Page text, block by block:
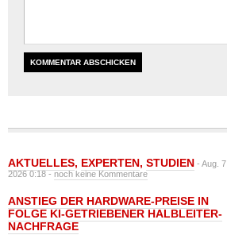
AKTUELLES, EXPERTEN, STUDIEN - Aug. 7,
2026 0:18 -noch keine Kommentare
ANSTIEG DER HARDWARE-PREISE IN
FOLGE KI-GETRIEBENER HALBLEITER-
NACHFRAGE